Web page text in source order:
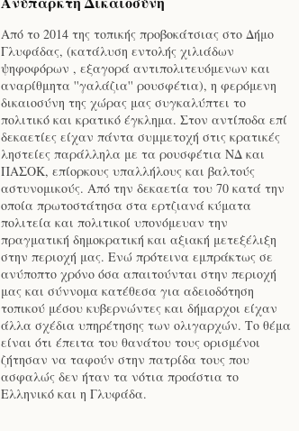
Από το 2014 της τοπικής προβοκάτσιας στο Δήμο
Γλυφάδας, (κατάλυση εντολής χιλιάδων
ψηφοφόρων , εξαγορά αντιπολιτευόμενων και
αναρίθμητα ''γαλάζια'' ρουσφέτια), η φερόμενη
δικαιοσύνη της χώρας μας συγκαλύπτει το
πολιτικό και κρατικό έγκλημα. Στον αντίποδα επί
δεκαετίες είχαν πάντα συμμετοχή στις κρατικές
ληστείες παράλληλα με τα ρουσφέτια ΝΔ και
ΠΑΣΟΚ, επίορκους υπαλλήλους και βαλτούς
αστυνομικούς. Από την δεκαετία του 70 κατά την
οποία πρωτοστάτησα στα ερτζιανά κύματα
πολιτεία και πολιτικοί υπονόμευαν την
πραγματική δημοκρατική και αξιακή μετεξέλιξη
στην περιοχή μας. Ενώ πρότεινα εμπράκτως σε
ανύποπτο χρόνο όσα απαιτούνται στην περιοχή
μας και σύννομα κατέθεσα για αδειοδότηση
τοπικού μέσου κυβερνώντες και δήμαρχοι είχαν
άλλα σχέδια υπηρέτησης των ολιγαρχών. Το θέμα
είναι ότι έπειτα του θανάτου τους ορισμένοι
ζήτησαν να ταφούν στην πατρίδα τους που
ασφαλώς δεν ήταν τα νότια προάστια το
Ελληνικό και η Γλυφάδα.